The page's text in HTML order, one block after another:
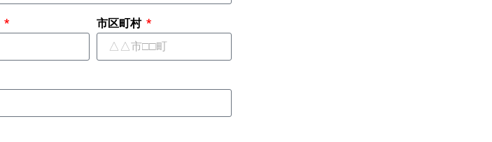
市区町村